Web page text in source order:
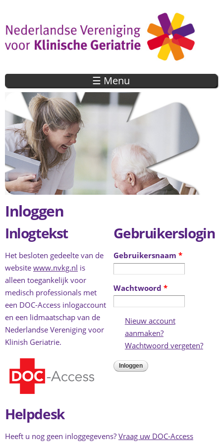
de inhoud
gaan
☰ Menu
Inloggen
Inlogtekst
Het besloten gedeelte van de
website www.nvkg.nl is
alleen toegankelijk voor
medisch professionals met
een DOC-Access inlogaccount
en een lidmaatschap van de
Nederlandse Vereniging voor
Klinish Geriatrie.
Gebruikerslogin
Gebruikersnaam*
Wachtwoord*
Nieuw account
aanmaken?(link is external)
Wachtwoord vergeten?(link
Helpdesk
Heeft u nog geen inloggegevens? Vraag uw DOC-Access